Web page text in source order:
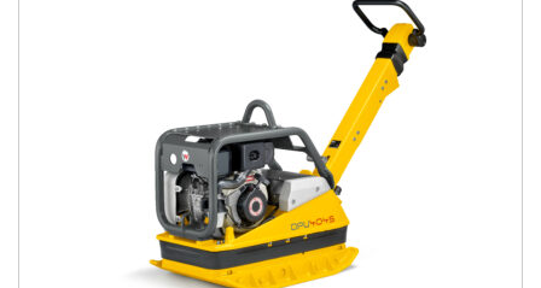
AKSESUĀRI
LIETOTĀ TEHNIKA
KARJERA